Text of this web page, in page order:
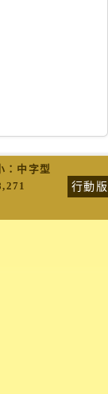
：中字型
行動版